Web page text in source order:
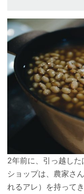
2年前に、引っ越し
ショップは、農家さ
れるアレ）を持って